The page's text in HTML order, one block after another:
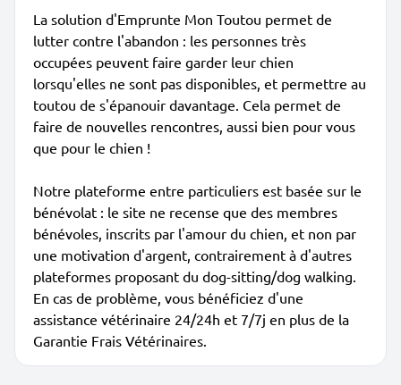
La solution d'Emprunte Mon Toutou permet de
lutter contre l'abandon : les personnes très
occupées peuvent faire garder leur chien
lorsqu'elles ne sont pas disponibles, et permettre au
toutou de s'épanouir davantage. Cela permet de
faire de nouvelles rencontres, aussi bien pour vous
que pour le chien !
Notre plateforme entre particuliers est basée sur le
bénévolat : le site ne recense que des membres
bénévoles, inscrits par l'amour du chien, et non par
une motivation d'argent, contrairement à d'autres
plateformes proposant du dog-sitting/dog walking.
En cas de problème, vous bénéficiez d'une
assistance vétérinaire 24/24h et 7/7j en plus de la
Garantie Frais Vétérinaires.